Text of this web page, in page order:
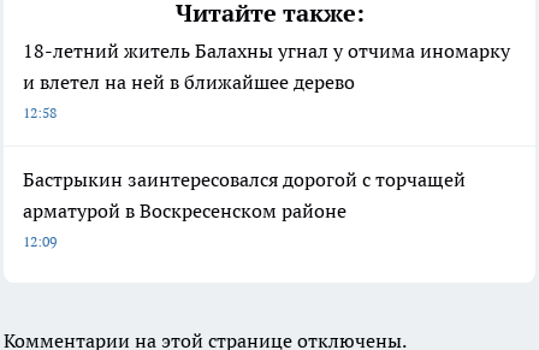
Читайте также:
18-летний житель Балахны угнал у отчима иномарку
и влетел на ней в ближайшее дерево
12:58
Бастрыкин заинтересовался дорогой с торчащей
арматурой в Воскресенском районе
12:09
Комментарии на этой странице отключены.